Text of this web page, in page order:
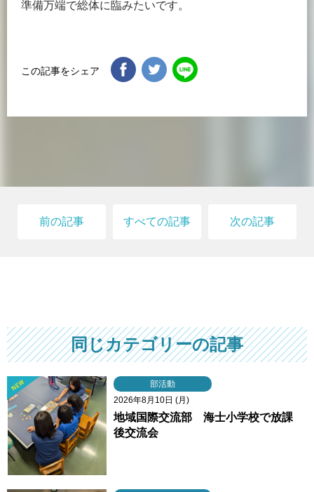
準備万端で総体に臨みたいです。
この記事をシェア
前の記事 すべての記事 次の記事
同じカテゴリーの記事
部活動
2026年8月10日 (月)
地域国際交流部 海士小学校で放課
後交流会